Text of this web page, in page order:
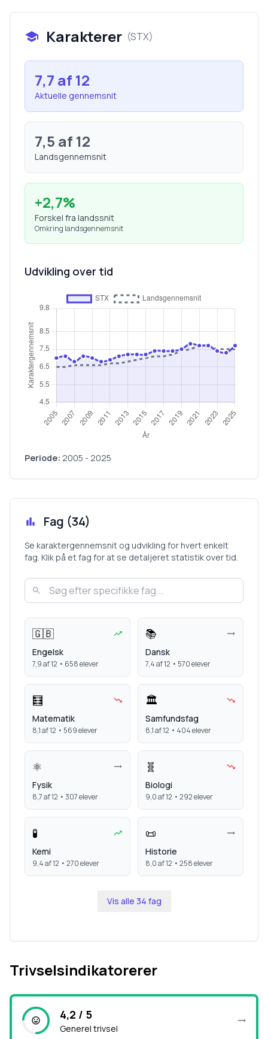
Karakterer (STX)
7,7 af 12
Aktuelle gennemsnit
7,5 af 12
Landsgennemsnit
+2,7%
Forskel fra landssnit
Omkring landsgennemsnit
Udvikling over tid
Periode: 2005 - 2025
Fag (34)
Se karaktergennemsnit og udvikling for hvert enkelt
fag. Klik på et fag for at se detaljeret statistik over tid.
🇬🇧
Engelsk
7,9af 12 • 658elever
📚
Dansk
7,4af 12 • 570elever
🧮
Matematik
8,1af 12 • 569elever
🏛️
Samfundsfag
8,1af 12 • 404elever
⚛️
Fysik
8,7af 12 • 307elever
🧬
Biologi
9,0af 12 • 292elever
🧪
Kemi
9,4af 12 • 270elever
📜
Historie
8,0af 12 • 258elever
Vis alle 34 fag
Trivselsindikatorerer
4,2 / 5
Generel trivsel